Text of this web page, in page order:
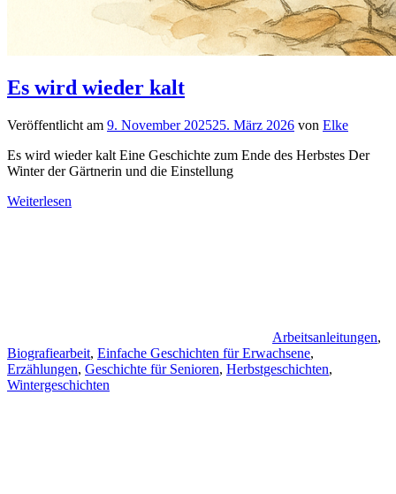
Es wird wieder kalt
Veröffentlicht am 9. November 202525. März 2026 von Elke
Es wird wieder kalt Eine Geschichte zum Ende des Herbstes Der
Winter der Gärtnerin und die Einstellung
Weiterlesen
Arbeitsanleitungen,
Biografiearbeit, Einfache Geschichten für Erwachsene,
Erzählungen, Geschichte für Senioren, Herbstgeschichten,
Wintergeschichten